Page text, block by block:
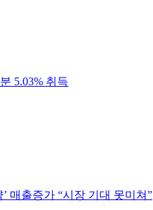
5.03% 취득
매출증가 “시장 기대 못미쳐”